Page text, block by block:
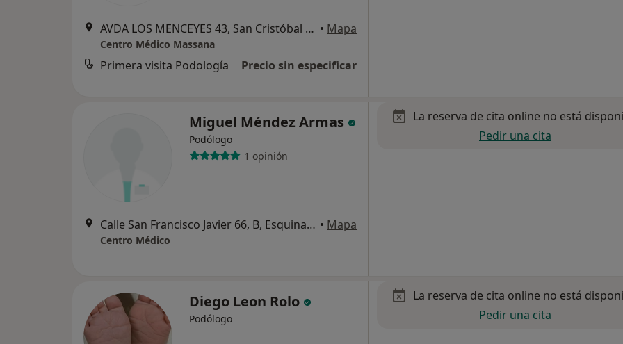
AVDA LOS MENCEYES 43, San Cristóbal de la Laguna • Mapa
Centro Médico Massana
Primera visita Podología Precio sin especificar
Miguel Méndez Armas
Podólogo
1 opinión
Calle San Francisco Javier 66, B, Esquina a Cl,San Miguel, Santa Cruz de Tenerife • Mapa
Centro Médico
La reserva de cita online no está
Pedir una cita
Diego Leon Rolo
Podólogo
La reserva de cita online no está
Pedir una cita